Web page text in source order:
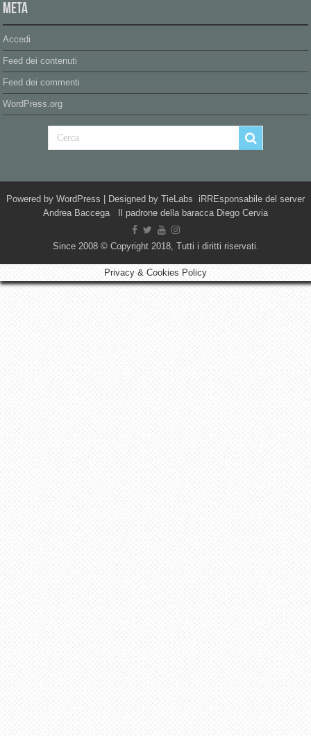
Meta
Accedi
Feed dei contenuti
Feed dei commenti
WordPress.org
Powered by WordPress | Designed by TieLabs iRREsponsabile del server
Andrea Baccega Il padrone della baracca Diego Cervia
Since 2008 © Copyright 2018, Tutti i diritti riservati.
Privacy & Cookies Policy